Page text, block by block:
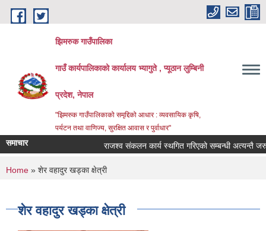
Skip to main content
झिमरुक गाउँपालिका
गाउँ कार्यपालिकाको कार्यालय भ्यागुते , प्यूठान लुम्बिनी
प्रदेश, नेपाल
"झिमरुक गाउँपालिकाको समृद्दिको आधार : व्यवसायिक कृषि,
पर्यटन तथा वाणिज्य, सुरक्षित आवास र पुर्वाधार"
समाचार राजश्व संकलन कार्य स्थगित गरिएको सम्बन्धी अत्यन्तै
You are here
Home » शेर वहादुर खड्का क्षेत्री
शेर वहादुर खड्का क्षेत्री